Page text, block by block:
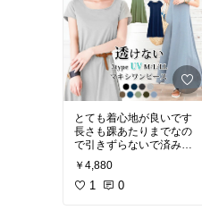
とても着心地が良いです
長さも踝あたりまでなの
で引きずらないで済みま
す
￥4,880
1 0